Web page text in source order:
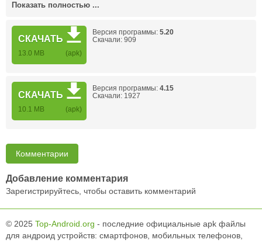
Показать полностью ...
СКАЧАТЬ
13.0 MB (apk)
Версия программы: 5.20
Скачали: 909
СКАЧАТЬ
10.1 MB (apk)
Версия программы: 4.15
Скачали: 1927
Комментарии
Добавление комментария
Зарегистрируйтесь, чтобы оставить комментарий
© 2025 Top-Android.org - последние официальные apk файлы
для андроид устройств: смартфонов, мобильных телефонов,